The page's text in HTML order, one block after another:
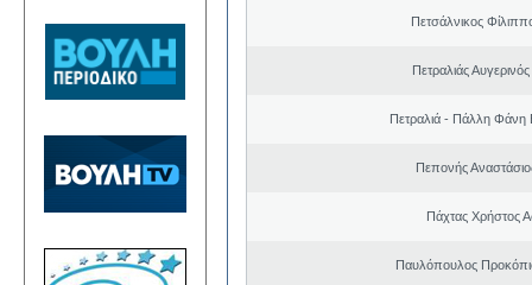
Πετσάλνικος
Πετραλιάς
Πετραλιά - Πάλλη Φάνη
Πεπονής
Πάχτας Χρήστος
Παυλόπουλος